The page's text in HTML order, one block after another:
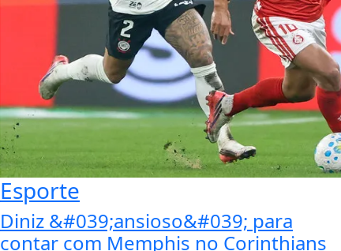
Esporte
Diniz &#039;ansioso&#039; para
contar com Memphis no Corinthians